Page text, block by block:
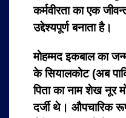
कर्मवीरता का एक
उद्देश्यपूर्ण बनाता है।
मोहम्मद इकबाल का
के सियालकोट (अब
पिता का नाम शेख नूर
दर्जी थे। औपचारिक